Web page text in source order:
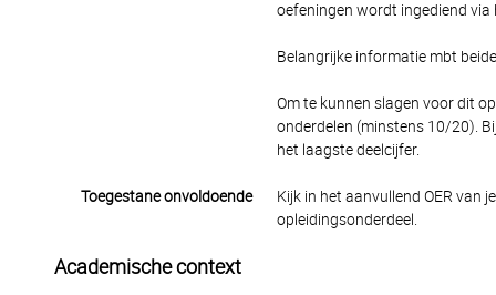
oefeningen wordt ingediend via
Belangrijke informatie mbt
Om te kunnen slagen voor dit
onderdelen (minstens 10/20).
het laagste deelcijfer.
Toegestane onvoldoende
Kijk in het aanvullend OER van
opleidingsonderdeel.
Academische context